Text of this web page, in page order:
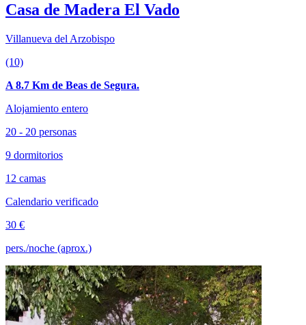
Casa de Madera El Vado
Villanueva del Arzobispo
(10)
A 8.7 Km de Beas de Segura.
Alojamiento entero
20 - 20 personas
9 dormitorios
12 camas
Calendario verificado
30 €
pers./noche (aprox.)